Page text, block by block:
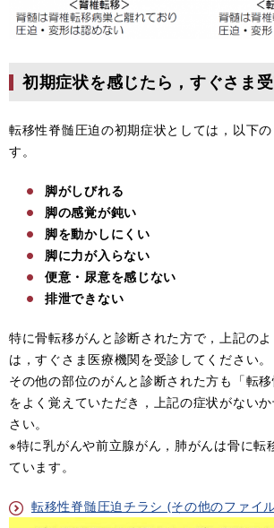
初期症状を感じたら，すぐさま受
転移性脊髄圧迫の初期症状としては，以下
す。
脚がしびれる
脚の感覚が鈍い
脚を動かしにくい
脚に力が入らない
便意・尿意を感じない
排泄できない
特に骨転移がんと診断された方で，上記の
は，すぐさま医療機関を受診してください。
その他の部位のがんと診断された方も「転
をよく覚えていただき，上記の症状がない
さい。
※特に乳がんや前立腺がん，肺がんは骨に転
ています。
転移性脊髄圧迫チラシ (その他のファイ